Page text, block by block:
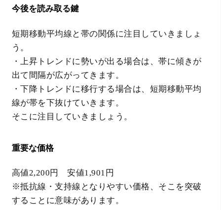
今後を読み取る鍵
短期移動平均線と帯の関係に注目していきましょ
う。
・上昇トレンドに勢いが出る場合は、帯に傾きが
出て間隔が広がってきます。
・下降トレンドに移行する場合は、短期移動平均
線が帯を下抜けていきます。
そこに注目していきましょう。
重要な価格
高値2,200円 安値1,901円
※抵抗線・支持線となりやすい価格、そこを突破
することに意味があります。